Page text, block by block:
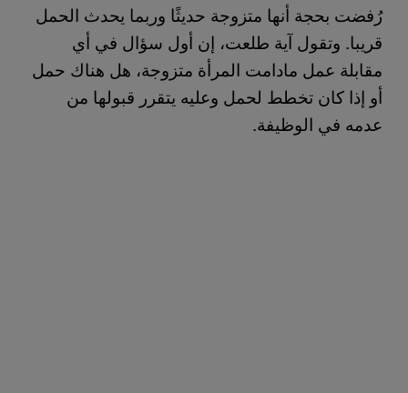
رُفضت بحجة أنها متزوجة حديثًا وربما يحدث الحمل
قريبا. وتقول آية طلعت، إن أول سؤال في أي
مقابلة عمل مادامت المرأة متزوجة، هل هناك حمل
أو إذا كان تخطط لحمل وعليه يتقرر قبولها من
عدمه في الوظيفة.